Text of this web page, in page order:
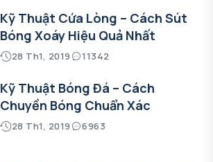
Kỹ Thuật Cứa Lòng – Cách Sút
Bóng Xoáy Hiệu Quả Nhất
28 Th1, 2019 11342
Kỹ Thuật Bóng Đá – Cách
Chuyền Bóng Chuẩn Xác
28 Th1, 2019 6963